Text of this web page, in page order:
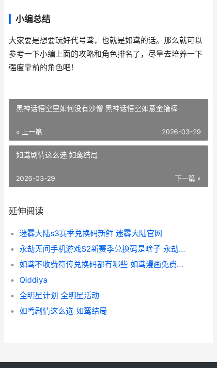
小编总结
大家要是想要玩好代号鸢，也就是如鸢的话。那么就可以
参考一下小编上面的攻略和角色排名了，尽量去培养一下
强度靠前的角色吧！
黑神话悟空里如何没有沙僧 黑神话悟空如意金箍棒
« 上一篇 2026-03-29
如鸢剧情这么选 如鸾结局
下一篇 »
2026-03-29
延伸阅读
迷雾大陆s3赛季兑换码新鲜 迷雾大陆官网
永劫无间手机游戏S2新赛季兑换码是啥子 永劫无间手机游戏
如鸢不收费符传兑换码都有哪些 如鸢漫画免费阅读
Qiddiya
全明星计划 全明星活动
如鸢剧情这么选 如鸾结局